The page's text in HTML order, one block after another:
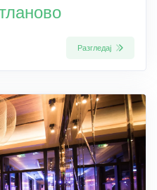
Разгледај